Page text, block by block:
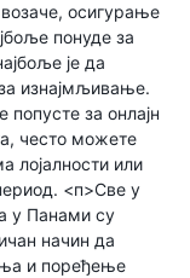
осигурање
понуде за
је да
изнајмљивање.
за онлајн
често можете
лојалности или
<п>Све у
у Панами су
начин да
и поређење